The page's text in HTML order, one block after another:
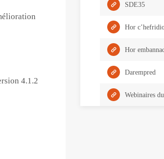
4.1.2
SDE35
Hor
Hor
Darempred
Webinaires